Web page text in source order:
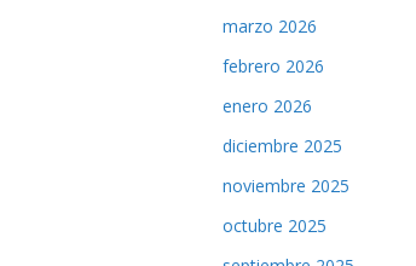
marzo 2026
febrero 2026
enero 2026
diciembre 2025
noviembre 2025
octubre 2025